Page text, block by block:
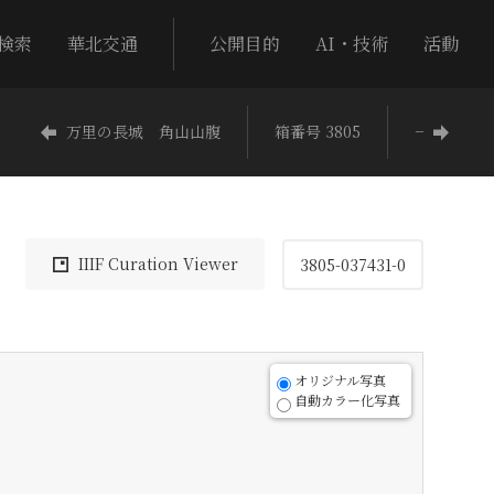
索 華北交通 公開目的 AI・技術 活動
万里の長城 角山山腹 箱番号 3805 −
IIIF Curation Viewer 3805-037431-0
オリジナル写真
自動カラー化写真